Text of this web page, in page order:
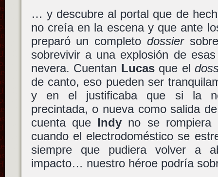
… y descubre al portal que de
no creía en la escena y que ante
preparó un completodossier
sobrevivir a una explosión de
nevera. Cuentan Lucasque el
de canto, eso pueden ser
y en el
justificaba que si la
precintada, o nueva como salida
cuenta que Indy no se
cuando el electrodoméstico se
siempre que pudiera volver a
impacto… nuestro héroe podría